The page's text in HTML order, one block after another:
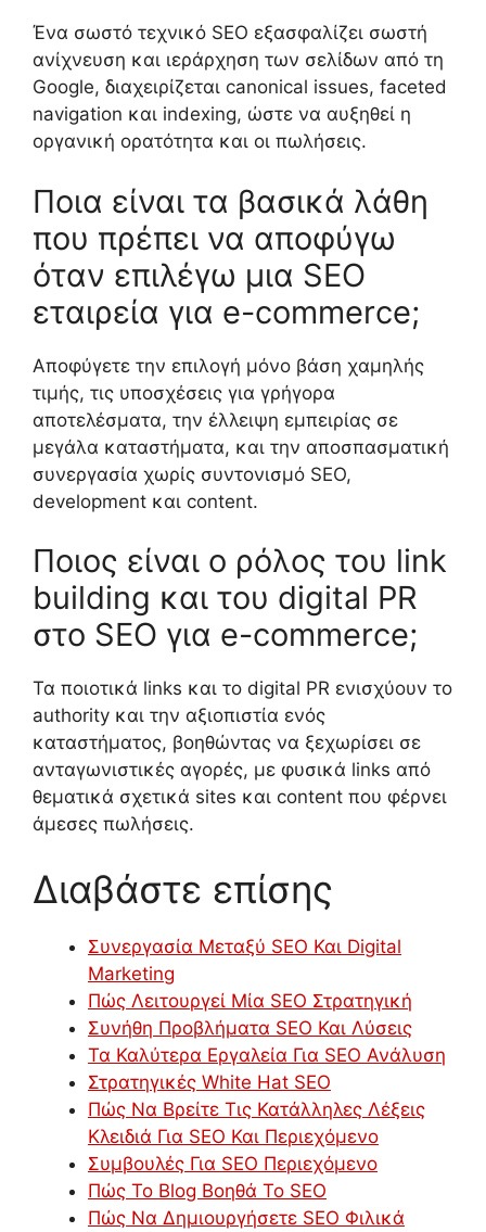
Ένα σωστό τεχνικό SEO εξασφαλίζει σωστή
ανίχνευση και ιεράρχηση των σελίδων από τη
Google, διαχειρίζεται canonical issues, faceted
navigation και indexing, ώστε να αυξηθεί η
οργανική ορατότητα και οι πωλήσεις.
Ποια είναι τα βασικά λάθη
που πρέπει να αποφύγω
όταν επιλέγω μια SEO
εταιρεία για e-commerce;
Αποφύγετε την επιλογή μόνο βάση χαμηλής
τιμής, τις υποσχέσεις για γρήγορα
αποτελέσματα, την έλλειψη εμπειρίας σε
μεγάλα καταστήματα, και την αποσπασματική
συνεργασία χωρίς συντονισμό SEO,
development και content.
Ποιος είναι ο ρόλος του link
building και του digital PR
στο SEO για e-commerce;
Τα ποιοτικά links και το digital PR ενισχύουν το
authority και την αξιοπιστία ενός
καταστήματος, βοηθώντας να ξεχωρίσει σε
ανταγωνιστικές αγορές, με φυσικά links από
θεματικά σχετικά sites και content που φέρνει
άμεσες πωλήσεις.
Διαβάστε επίσης
Συνεργασία Μεταξύ SEO Και Digital
Marketing
Πώς Λειτουργεί Μία SEO Στρατηγική
Συνήθη Προβλήματα SEO Και Λύσεις
Τα Καλύτερα Εργαλεία Για SEO Ανάλυση
Στρατηγικές White Hat SEO
Πώς Να Βρείτε Τις Κατάλληλες Λέξεις
Κλειδιά Για SEO Και Περιεχόμενο
Συμβουλές Για SEO Περιεχόμενο
Πώς Το Blog Βοηθά Το SEO
Πώς Να Δημιουργήσετε SEO Φιλικά